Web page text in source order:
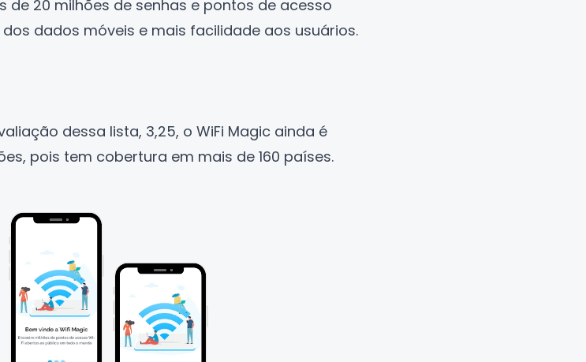
de 20 milhões de senhas e pontos de acesso
dados móveis e mais facilidade aos usuários.
dessa lista, 3,25, o WiFi Magic ainda é
pois tem cobertura em mais de 160 países.